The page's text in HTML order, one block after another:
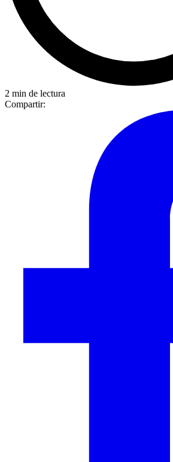
2 min de lectura
Compartir: